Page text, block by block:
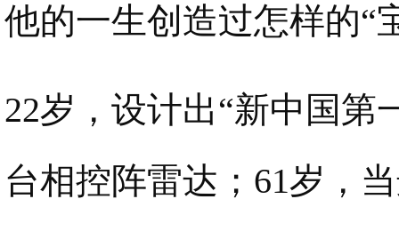
他的一生创造过怎样的“
22岁，设计出“新中国第
台相控阵雷达；61岁，